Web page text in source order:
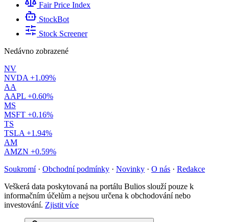
Fair Price Index
StockBot
Stock Screener
Nedávno zobrazené
NV
NVDA +1.09%
AA
AAPL +0.60%
MS
MSFT +0.16%
TS
TSLA +1.94%
AM
AMZN +0.59%
Soukromí · Obchodní podmínky · Novinky · O nás · Redakce
Veškerá data poskytovaná na portálu Bulios slouží pouze k
informačním účelům a nejsou určena k obchodování nebo
investování. Zjistit více